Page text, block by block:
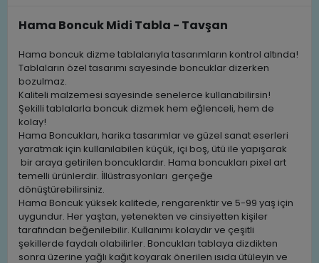
Hama Boncuk Midi Tabla - Tavşan
Hama boncuk dizme tablalarıyla tasarımların kontrol altında!
Tablaların özel tasarımı sayesinde boncuklar dizerken
bozulmaz.
Kaliteli malzemesi sayesinde senelerce kullanabilirsin!
Şekilli tablalarla boncuk dizmek hem eğlenceli, hem de
kolay!
Hama Boncukları, harika tasarımlar ve güzel sanat eserleri
yaratmak için kullanılabilen küçük, içi boş, ütü ile yapışarak
bir araya getirilen boncuklardır. Hama boncukları pixel art
temelli ürünlerdir. İllüstrasyonları gerçeğe
dönüştürebilirsiniz.
Hama Boncuk yüksek kalitede, rengarenktir ve 5-99 yaş için
uygundur. Her yaştan, yetenekten ve cinsiyetten kişiler
tarafından beğenilebilir. Kullanımı kolaydır ve çeşitli
şekillerde faydalı olabilirler. Boncukları tablaya dizdikten
sonra üzerine yağlı kağıt koyarak önerilen ısıda ütüleyin ve